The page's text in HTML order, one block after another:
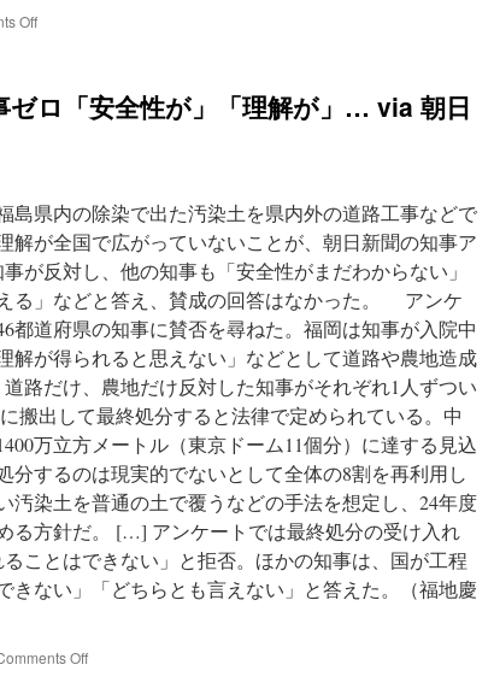
Offon
ど
事
故
で
発
生
し
た
汚
染
土
福
島･
中
間
貯
蔵
施
設
の
地
ゼロ「安全性が」「理解が」… via 朝日
県内の除染で出た汚染土を県内外の道路工事などで
解が全国で広がっていないことが、朝日新聞の知事ア
が反対し、他の知事も「安全性がまだわからない」
る」などと答え、賛成の回答はなかった。 アンケ
都道府県の知事に賛否を尋ねた。福岡は知事が入院中
解が得られると思えない」などとして道路や農地造成
路だけ、農地だけ反対した知事がそれぞれ1人ずつい
出して最終処分すると法律で定められている。中
万立方メートル（東京ドーム11個分）に達する見込
分するのは現実的でないとして全体の8割を再利用し
汚染土を普通の土で覆うなどの手法を想定し、24年度
る方針だ。 […] アンケートでは最終処分の受け入れ
ことはできない」と拒否。ほかの知事は、国が工程
きない」「どちらとも言えない」と答えた。（福地慶
Offon